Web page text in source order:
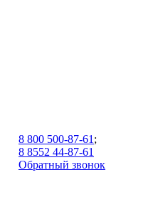
8 800 500-87-61 ;
8 8552 44-87-61
Обратный звонок